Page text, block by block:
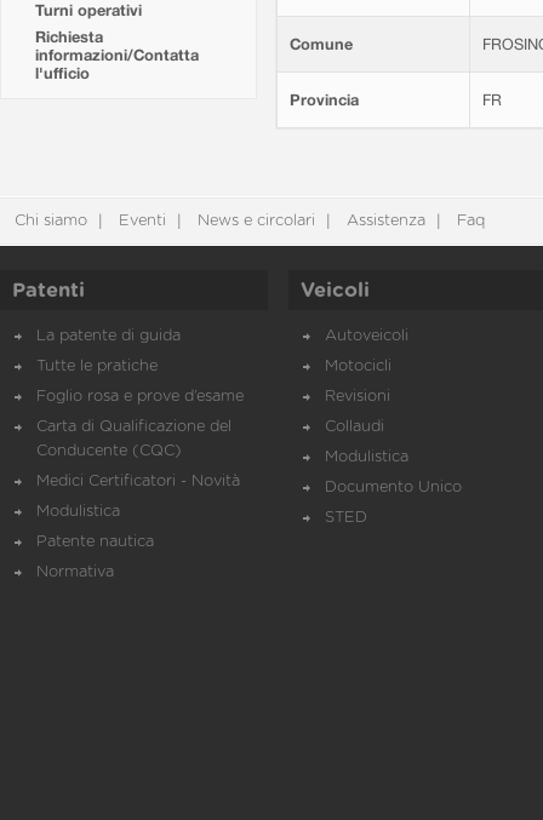
Turni operativi
Richiesta
informazioni/Contatta
l'ufficio
Comune
Provincia FR
Chi siamo Eventi News e circolari Assistenza Faq
Patenti
La patente di guida
Tutte le pratiche
Foglio rosa e prove d’esame
Carta di Qualificazione del
Conducente (CQC)
Medici Certificatori - Novità
Modulistica
Patente nautica
Normativa
Veicoli
Autoveicoli
Motocicli
Revisioni
Collaudi
Modulistica
Documento Unico
STED